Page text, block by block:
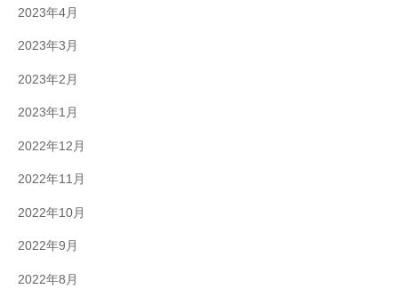
2023年4月
2023年3月
2023年2月
2023年1月
2022年12月
2022年11月
2022年10月
2022年9月
2022年8月